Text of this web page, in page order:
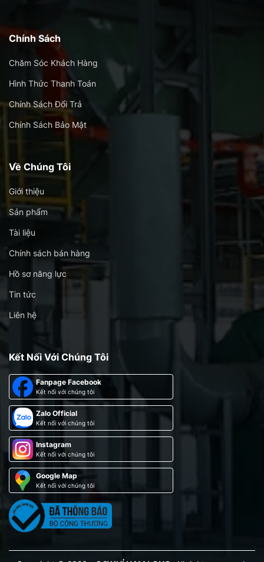
Chính Sách
Chăm Sóc Khách Hàng
Hình Thức Thanh Toán
Chính Sách Đổi Trả
Chính Sách Bảo Mật
Về Chúng Tôi
Giới thiệu
Sản phẩm
Tài liệu
Chính sách bán hàng
Hồ sơ năng lực
Tin tức
Liên hệ
Kết Nối Với Chúng Tôi
Fanpage Facebook
Kết nối với chúng tôi
Zalo Official
Kết nối với chúng tôi
Instagram
Kết nối với chúng tôi
Google Map
Kết nối với chúng tôi